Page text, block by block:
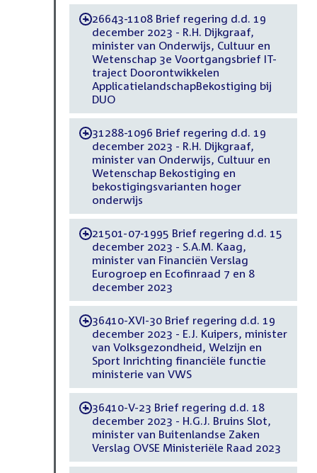
-26643-1108 Brief regering d.d. 19
december 2023 - R.H. Dijkgraaf,
minister van Onderwijs, Cultuur en
Wetenschap 3e Voortgangsbrief IT-
traject Doorontwikkelen
ApplicatielandschapBekostiging bij
DUO
-31288-1096 Brief regering d.d. 19
december 2023 - R.H. Dijkgraaf,
minister van Onderwijs, Cultuur en
Wetenschap Bekostiging en
bekostigingsvarianten hoger
onderwijs
-21501-07-1995 Brief regering d.d. 15
december 2023 - S.A.M. Kaag,
minister van Financiën Verslag
Eurogroep en Ecofinraad 7 en 8
december 2023
-36410-XVI-30 Brief regering d.d. 19
december 2023 - E.J. Kuipers, minister
van Volksgezondheid, Welzijn en
Sport Inrichting financiële functie
ministerie van VWS
-36410-V-23 Brief regering d.d. 18
december 2023 - H.G.J. Bruins Slot,
minister van Buitenlandse Zaken
Verslag OVSE Ministeriële Raad 2023